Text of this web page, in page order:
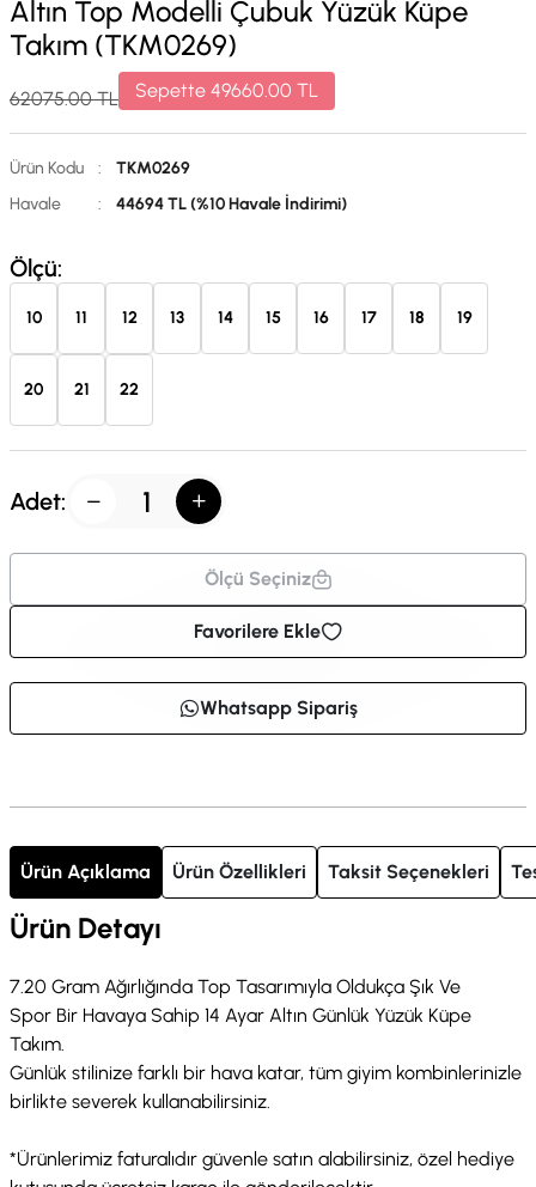
Altın Top Modelli Çubuk Yüzük Küpe
Takım (TKM0269)
62075.00TL Sepette 49660.00 TL
Ürün Kodu :
TKM0269
Havale
: 44694 TL (%10 Havale İndirimi)
Ölçü:
10 11 12 13 14 15 16 17 18 19
20 21 22
Adet:
Ölçü Seçiniz
Favorilere Ekle
Whatsapp Sipariş
Ürün Açıklama Ürün Özellikleri Taksit Seçenekleri
Ürün Detayı
7.20 Gram Ağırlığında Top Tasarımıyla Oldukça Şık Ve
Spor Bir Havaya Sahip 14 Ayar Altın Günlük Yüzük Küpe
Takım.
Günlük stilinize farklı bir hava katar, tüm giyim kombinlerinizle
birlikte severek kullanabilirsiniz.
*Ürünlerimiz faturalıdır güvenle satın alabilirsiniz, özel hediye